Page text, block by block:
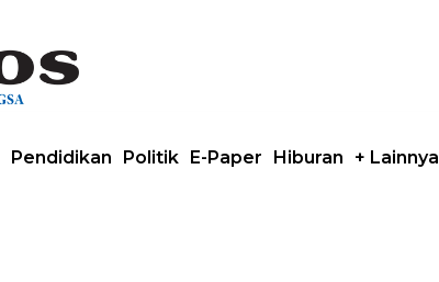
Pendidikan Politik E-Paper Hiburan + Lainnya